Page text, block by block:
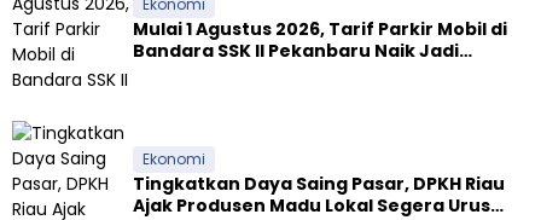
Ekonomi
Mulai 1 Agustus 2026, Tarif Parkir Mobil di
Bandara SSK II Pekanbaru Naik Jadi
Ekonomi
Tingkatkan Daya Saing Pasar, DPKH Riau
Ajak Produsen Madu Lokal Segera Urus